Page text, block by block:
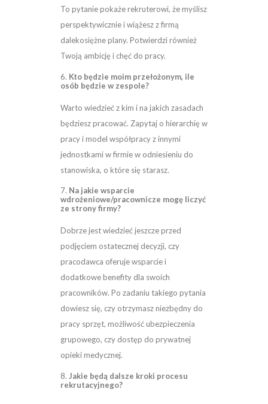
To pytanie pokaże rekruterowi, że myślisz
perspektywicznie i wiążesz z firmą
dalekosiężne plany. Potwierdzi również
Twoją ambicję i chęć do pracy.
6. Kto będzie moim przełożonym, ile
osób będzie w zespole?
Warto wiedzieć z kim i na jakich zasadach
będziesz pracować. Zapytaj o hierarchię w
pracy i model współpracy z innymi
jednostkami w firmie w odniesieniu do
stanowiska, o które się starasz.
7. Na jakie wsparcie
wdrożeniowe/pracownicze mogę liczyć
ze strony firmy?
Dobrze jest wiedzieć jeszcze przed
podjęciem ostatecznej decyzji, czy
pracodawca oferuje wsparcie i
dodatkowe benefity dla swoich
pracowników. Po zadaniu takiego pytania
dowiesz się, czy otrzymasz niezbędny do
pracy sprzęt, możliwość ubezpieczenia
grupowego, czy dostęp do prywatnej
opieki medycznej.
8. Jakie będą dalsze kroki procesu
rekrutacyjnego?